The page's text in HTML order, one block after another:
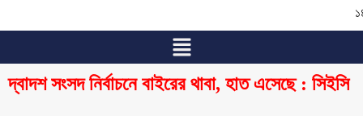
দ্বাদশ সংসদ নির্বাচনে বাইরের থাবা, হাত এসেছে : সিইসি